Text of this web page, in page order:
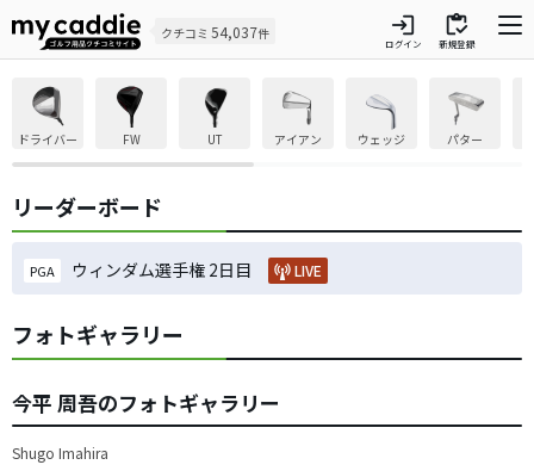
クチコミ 54,037件 login
ログイン
inventory
新規登録
ドライバー FW UT アイアン ウェッジ パター
リーダーボード
PGA ウィンダム選手権 2日目 LIVE
フォトギャラリー
今平 周吾のフォトギャラリー
Shugo Imahira